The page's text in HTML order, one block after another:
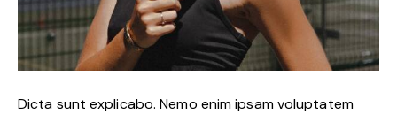
Dicta sunt explicabo. Nemo enim ipsam voluptatem